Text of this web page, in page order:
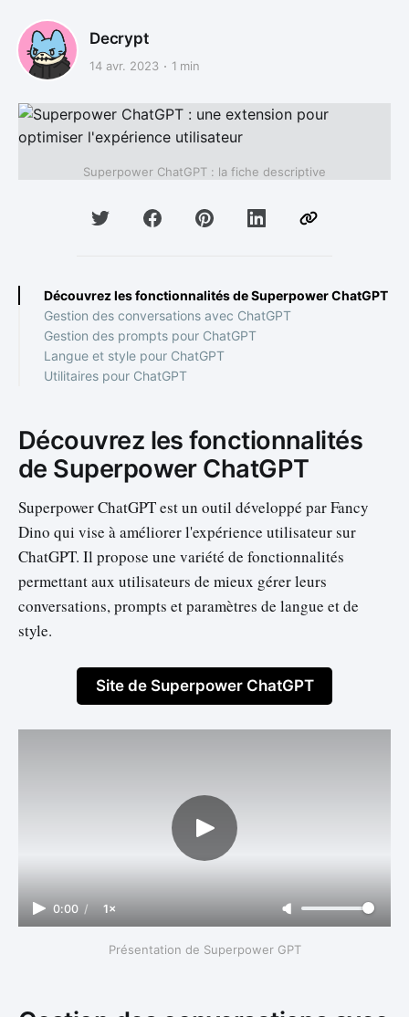
Decrypt
14 avr. 2023 1 min
Superpower ChatGPT : la fiche descriptive
Découvrez les fonctionnalités de Superpower ChatGPT
Gestion des conversations avec ChatGPT
Gestion des prompts pour ChatGPT
Langue et style pour ChatGPT
Utilitaires pour ChatGPT
Découvrez les fonctionnalités
de Superpower ChatGPT
Superpower ChatGPT est un outil développé par Fancy
Dino qui vise à améliorer l'expérience utilisateur sur
ChatGPT. Il propose une variété de fonctionnalités
permettant aux utilisateurs de mieux gérer leurs
conversations, prompts et paramètres de langue et de
style.
Site de Superpower ChatGPT
0:00 / 1×
Présentation de Superpower GPT